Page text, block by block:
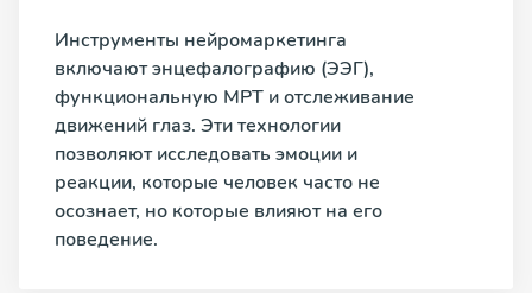
Инструменты нейромаркетинга
включают энцефалографию (ЭЭГ),
функциональную МРТ и отслеживание
движений глаз. Эти технологии
позволяют исследовать эмоции и
реакции, которые человек часто не
осознает, но которые влияют на его
поведение.